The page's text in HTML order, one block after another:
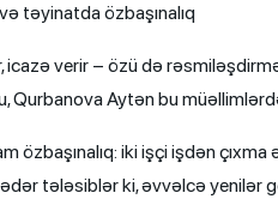
təyinatda özbaşınalıq
verir – özü də
Qurbanova Aytən bu
iki işçi işdən çıxma
tələsiblər ki, əvvəlcə yenilər